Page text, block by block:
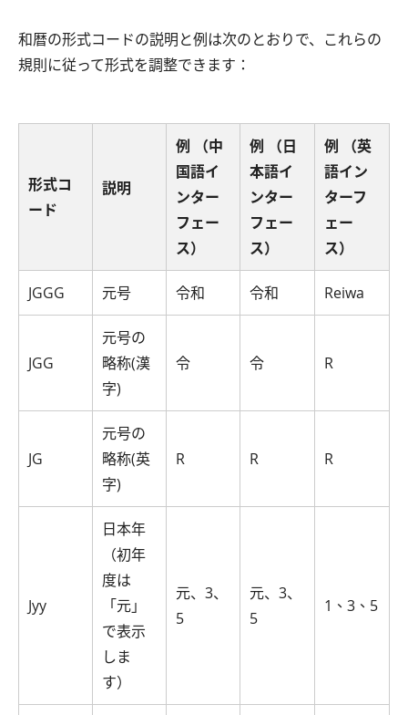
和暦の形式コードの説明と例は次のとおりで、これらの
規則に従って形式を調整できます：
形式コ
ード
説明
例 （中
国語イ
ンター
フェー
ス）
例 （日
本語イ
ンター
フェー
ス）
例 （英
語イン
ターフ
ェー
ス）
JGGG 元号 令和 令和 Reiwa
JGG
元号の
略称(漢
字)
令 令 R
JG
元号の
略称(英
字)
R R R
Jyy
日本年
（初年
度は
「元」
で表示
しま
す）
元、3、
5
元、3、
5
1、3、5